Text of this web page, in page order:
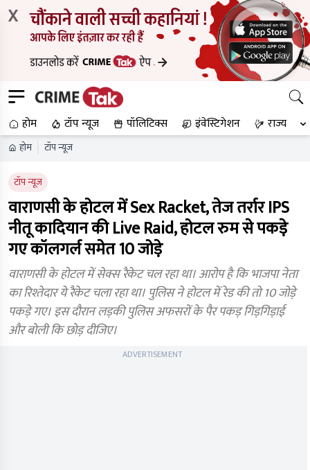
X
होम टॉप न्यूज पॉलिटिक्स इंवेस्टिगेशन राज्य
होम टॉप न्यूज
टॉप न्यूज
वाराणसी के होटल में Sex Racket, तेज तर्रार IPS
नीतू कादियान की Live Raid, होटल रुम से पकड़े
गए कॉलगर्ल समेत 10 जोड़े
वाराणसी के होटल में सेक्स रैकेट चल रहा था। आरोप है कि भाजपा नेता
का रिश्तेदार ये रैकेट चला रहा था। पुलिस ने होटल में रेड की तो 10 जोड़े
पकड़े गए। इस दौरान लड़की पुलिस अफसरों के पैर पकड़ गिड़गिड़ाई
और बोली कि छोड़ दीजिए।
ADVERTISEMENT